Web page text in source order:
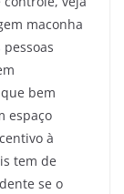
maconha
bem
espaço
à
tem de
se o